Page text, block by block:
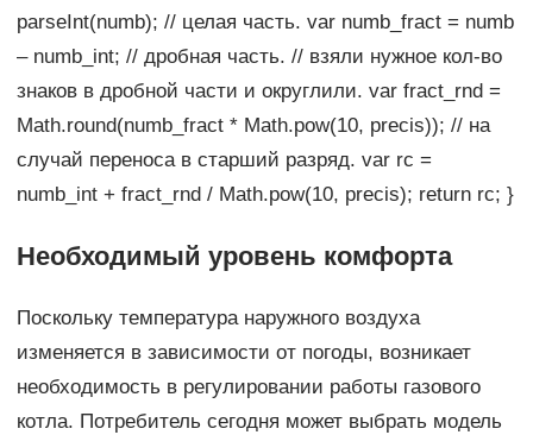
parseInt(numb); // целая часть. var numb_fract = numb
– numb_int; // дробная часть. // взяли нужное кол-во
знаков в дробной части и округлили. var fract_rnd =
Math.round(numb_fract * Math.pow(10, precis)); // на
случай переноса в старший разряд. var rc =
numb_int + fract_rnd / Math.pow(10, precis); return rc; }
Необходимый уровень комфорта
Поскольку температура наружного воздуха
изменяется в зависимости от погоды, возникает
необходимость в регулировании работы газового
котла. Потребитель сегодня может выбрать модель